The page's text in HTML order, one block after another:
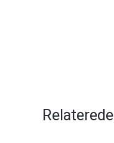
Relaterede